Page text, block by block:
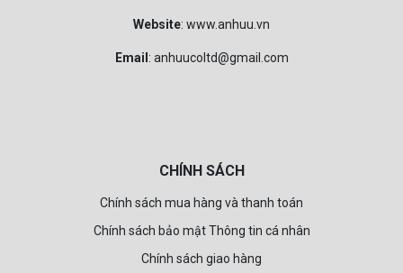
Website: www.anhuu.vn
Email : anhuucoltd@gmail.com
CHÍNH SÁCH
Chính sách mua hàng và thanh toán
Chính sách bảo mật Thông tin cá nhân
Chính sách giao hàng